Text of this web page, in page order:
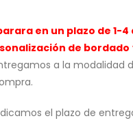
en un plazo de 1-
de bordado
a la modalidad
el plazo de